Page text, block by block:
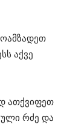
აქვე
ათქვიფეთ
რძე და